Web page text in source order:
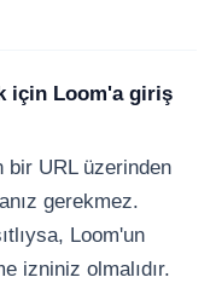
için Loom'a giriş
bir URL üzerinden
gerekmez.
Loom'un
izniniz olmalıdır.